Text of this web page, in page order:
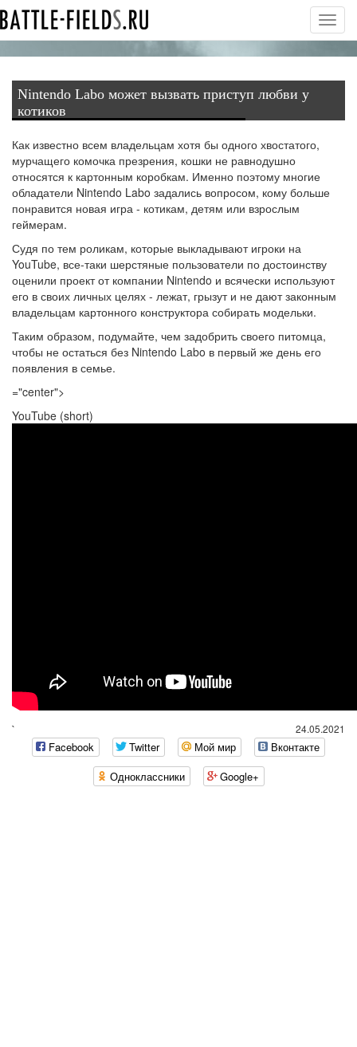
Nintendo Labo может вызвать приступ любви у
котиков
Как известно всем владельцам хотя бы одного хвостатого,
мурчащего комочка презрения, кошки не равнодушно
относятся к картонным коробкам. Именно поэтому многие
обладатели Nintendo Labo задались вопросом, кому больше
понравится новая игра - котикам, детям или взрослым
геймерам.
Судя по тем роликам, которые выкладывают игроки на
YouTube, все-таки шерстяные пользователи по достоинству
оценили проект от компании Nintendo и всячески используют
его в своих личных целях - лежат, грызут и не дают законным
владельцам картонного конструктора собирать модельки.
Таким образом, подумайте, чем задобрить своего питомца,
чтобы не остаться без Nintendo Labo в первый же день его
появления в семье.
="center">
YouTube (short)
24.05.2021
`
Facebook Twitter Мой мир
Вконтакте
Одноклассники
Google+